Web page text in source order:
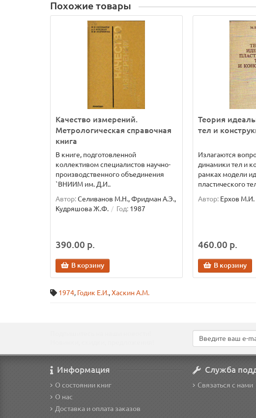
Похожие товары
Качество измерений.
Метрологическая справочная
книга
В книге, подготовленной
коллективом специалистов научно-
производственного объединения
`ВНИИМ им. Д.И..
Автор:Селиванов М.Н., Фридман А.Э.,
Кудряшова Ж.Ф.
Год: 1987
390.00 р.
В корзину
Теория
тел и
Излагаются
динамики тел и
рамках модели
пластического
Автор: Ерхов М.И.
460.00 р.
В корзину
1974, Годик Е.И.,Хаскин А.М.
Информация
О состоянии книг
О нас
Доставка и оплата заказов
Служба
Связаться с нами